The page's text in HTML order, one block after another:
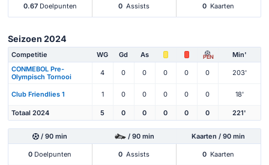
0.67Doelpunten 0 Assists 0 Kaarten
Seizoen 2024
Competitie WG Gd As PEN
Min'
CONMEBOL Pre-
Olympisch Tornooi
4 0 0 0 0 0 203'
Club Friendlies 1 1 0 0 0 0 0 18'
Totaal 2024 5 0 0 0 0 0 221'
/ 90 min / 90 min Kaarten / 90 min
0 Doelpunten 0 Assists 0 Kaarten